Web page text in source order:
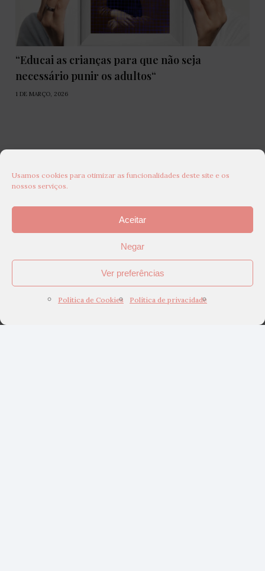
Usamos cookies para otimizar as funcionalidades deste site e os
nossos serviços.
Aceitar
Negar
Ver preferências
Política de Cookies Política de privacidade
“Educai as crianças para que não seja
necessário punir os adultos“
1 DE MARÇO, 2026